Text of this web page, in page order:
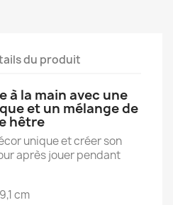
du produit
à la main avec une
et un mélange de
hêtre
unique et créer son
après jouer pendant
cm